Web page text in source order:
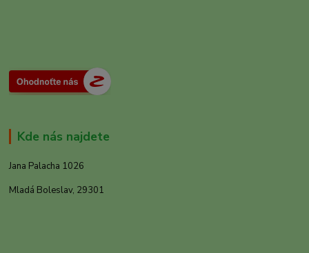
Kde nás najdete
Jana Palacha 1026
Mladá Boleslav, 29301